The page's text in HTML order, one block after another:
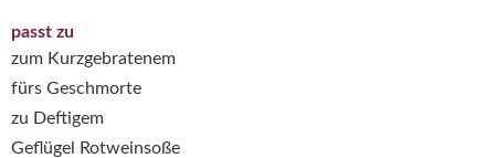
passt zu
zum Kurzgebratenem
fürs Geschmorte
zu Deftigem
Geflügel Rotweinsoße